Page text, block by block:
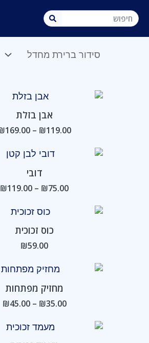
לתוכןחיפוש
אבן בזלת
₪119.00
–
169.00
דובי
₪75.00
–
₪119.00
⁦₪119.00⁩
כוס זכוכית
₪59.00
מחזיק מפתחות
₪35.00
–
₪45.00